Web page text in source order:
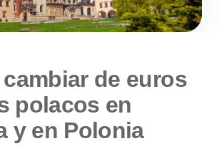
de euros
polacos en
y en Polonia